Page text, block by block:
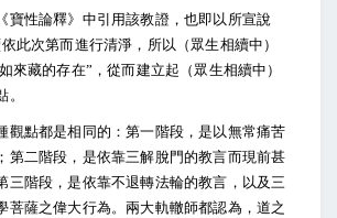
寶性論釋》中引用該教證，也即以所宣說
此次第而進行清淨，所以（眾生相續中）
來藏的存在”，從而建立起（眾生相續中）
觀點都是相同的：第一階段，是以無常痛苦
第二階段，是依靠三解脫門的教言而現前甚
三階段，是依靠不退轉法輪的教言，以及三
菩薩之偉大行為。兩大軌轍師都認為，道之